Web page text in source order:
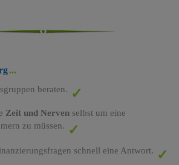
beraten.
Zeit und Nervenselbst um eine
zu müssen.
schnell eine Antwort.